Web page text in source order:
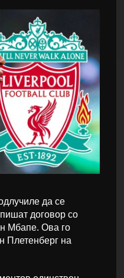
да се
договор со
Мбапе. Ова го
Плетенберг на